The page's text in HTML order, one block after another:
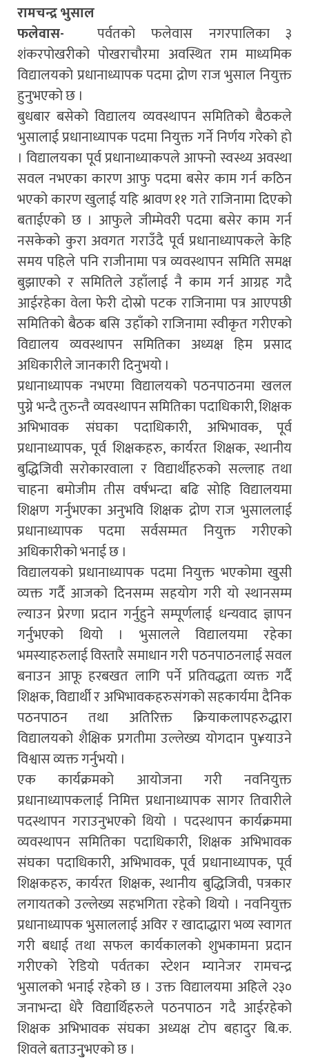
रामचन्द्र भुसाल
फलेवास-
पर्वतको फलेवास नगरपालिका ३
शंकरपोखरीको पोखराचौरमा अवस्थित राम माध्यमिक
विद्यालयको प्रधानाध्यापक पदमा द्रोण राज भुसाल नियुक्त
हुनुभएको छ ।
बुधबार बसेको विद्यालय व्यवस्थापन समितिको बैठकले
भुसालाई प्रधानाध्यापक पदमा नियुक्त गर्ने निर्णय गरेको हो
। विद्यालयका पूर्व प्रधानाध्याकपले आफ्नो स्वस्थ्य अवस्था
सवल नभएका कारण आफु पदमा बसेर काम गर्न कठिन
भएको कारण खुलाई यहि श्रावण ११ गते राजिनामा दिएको
बताईएको छ । आफुले जीम्मेवरी पदमा बसेर काम गर्न
नसकेको कुरा अवगत गराउँदै पूर्व प्रधानाध्यापकले केहि
समय पहिले पनि राजीनामा पत्र व्यवस्थापन समिति समक्ष
बुझाएको र समितिले उहाँलाई नै काम गर्न आग्रह गदै
आईरहेका वेला फेरी दोस्रो पटक राजिनामा पत्र आएपछी
समितिको बैठक बसि उहाँको राजिनामा स्वीकृत गरीएको
विद्यालय व्यवस्थापन समितिका अध्यक्ष हिम प्रसाद
अधिकारीले जानकारी दिनुभयो ।
प्रधानाध्यापक नभएमा विद्यालयको पठनपाठनमा खलल
पुग्ने भन्दै तुरुन्तै व्यवस्थापन समितिका पदाधिकारी, शिक्षक
अभिभावक संघका पदाधिकारी, अभिभावक, पूर्व
प्रधानाध्यापक, पूर्व शिक्षकहरु, कार्यरत शिक्षक, स्थानीय
बुद्धिजिवी सरोकारवाला र विद्यार्थीहरुको सल्लाह तथा
चाहना बमोजीम तीस वर्षभन्दा बढि सोहि विद्यालयमा
शिक्षण गर्नुभएका अनुभवि शिक्षक द्रोण राज भुसाललाई
प्रधानाध्यापक पदमा सर्वसम्मत नियुक्त गरीएको
अधिकारीको भनाई छ ।
विद्यालयको प्रधानाध्यापक पदमा नियुक्त भएकोमा खुसी
व्यक्त गर्दै आजको दिनसम्म सहयोग गरी यो स्थानसम्म
ल्याउन प्रेरणा प्रदान गर्नुहुने सम्पूर्णलाई धन्यवाद ज्ञापन
गर्नुभएको थियो । भुसालले विद्यालयमा रहेका
भमस्याहरुलाई विस्तारै समाधान गरी पठनपाठनलाई सवल
बनाउन आफू हरबखत लागि पर्ने प्रतिवद्धता व्यक्त गर्दै
शिक्षक, विद्यार्थी र अभिभावकहरुसंगको सहकार्यमा दैनिक
पठनपाठन तथा अतिरिक्त क्रियाकलापहरुद्धारा
विद्यालयको शैक्षिक प्रगतीमा उल्लेख्य योगदान पु¥याउने
विश्वास व्यक्त गर्नुभयो ।
एक कार्यक्रमको आयोजना गरी नवनियुक्त
प्रधानाध्यापकलाई निमित्त प्रधानाध्यापक सागर तिवारीले
पदस्थापन गराउनुभएको थियो । पदस्थापन कार्यक्रममा
व्यवस्थापन समितिका पदाधिकारी, शिक्षक अभिभावक
संघका पदाधिकारी, अभिभावक, पूर्व प्रधानाध्यापक, पूर्व
शिक्षकहरु, कार्यरत शिक्षक, स्थानीय बुद्धिजिवी, पत्रकार
लगायतको उल्लेख्य सहभगिता रहेको थियो । नवनियुक्त
प्रधानाध्यापक भुसाललाई अविर र खादाद्धारा भव्य स्वागत
गरी बधाई तथा सफल कार्यकालको शुभकामना प्रदान
गरीएको रेडियो पर्वतका स्टेशन म्यानेजर रामचन्द्र
भुसालको भनाई रहेको छ । उक्त विद्यालयमा अहिले २३०
जनाभन्दा धेरै विद्यार्थिहरुले पठनपाठन गदै आईरहेको
शिक्षक अभिभावक संघका अध्यक्ष टोप बहादुर बि.क.
शिवले बताउनु्भएको छ ।